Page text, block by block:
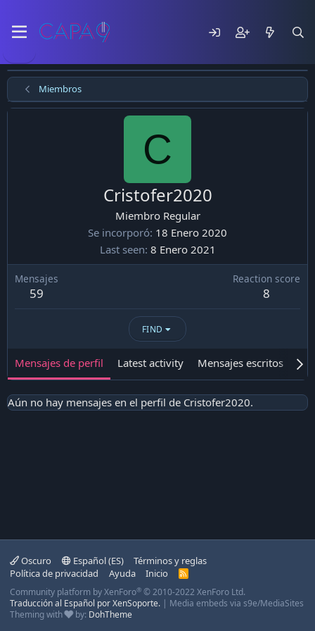
Miembros
C
Cristofer2020
Miembro Regular
Se incorporó 18 Enero 2020
Last seen 8 Enero 2021
Mensajes
59
Reaction score
8
FIND
Mensajes de perfil Latest activity Mensajes escritos
Aún no hay mensajes en el perfil de Cristofer2020.
Oscuro Español (ES)
Términos y reglas
Política de privacidad
Ayuda Inicio
R
S
Community platform by XenForo® © 2010-2022 XenForo Ltd.
Traducción al Español por XenSoporte. | Media embeds via s9e/MediaSites
Theming with
by: DohTheme